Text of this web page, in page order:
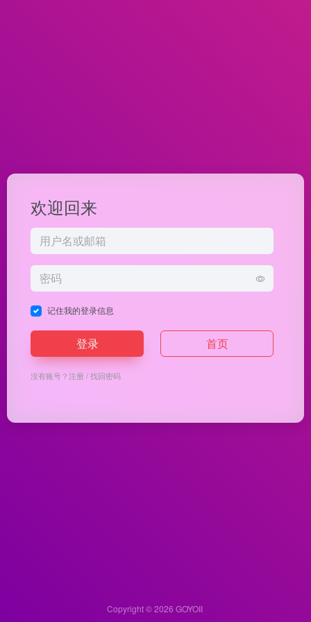
欢迎回来
记住我的登录信息
登录 首页
没有账号？注册/找回密码
Copyright © 2026 GOYOII